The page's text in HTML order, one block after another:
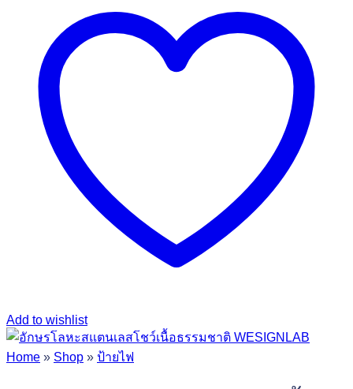
Add to wishlist
Home » Shop » ป้ายไฟ